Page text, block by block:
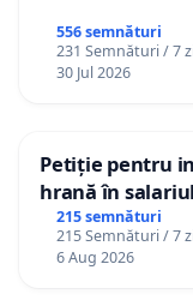
556 semnături
231 Semnături / 7
30 Jul 2026
Petiție pentru
hrană în
gradațiilor de
personali
215 semnături
215 Semnături / 7
6 Aug 2026